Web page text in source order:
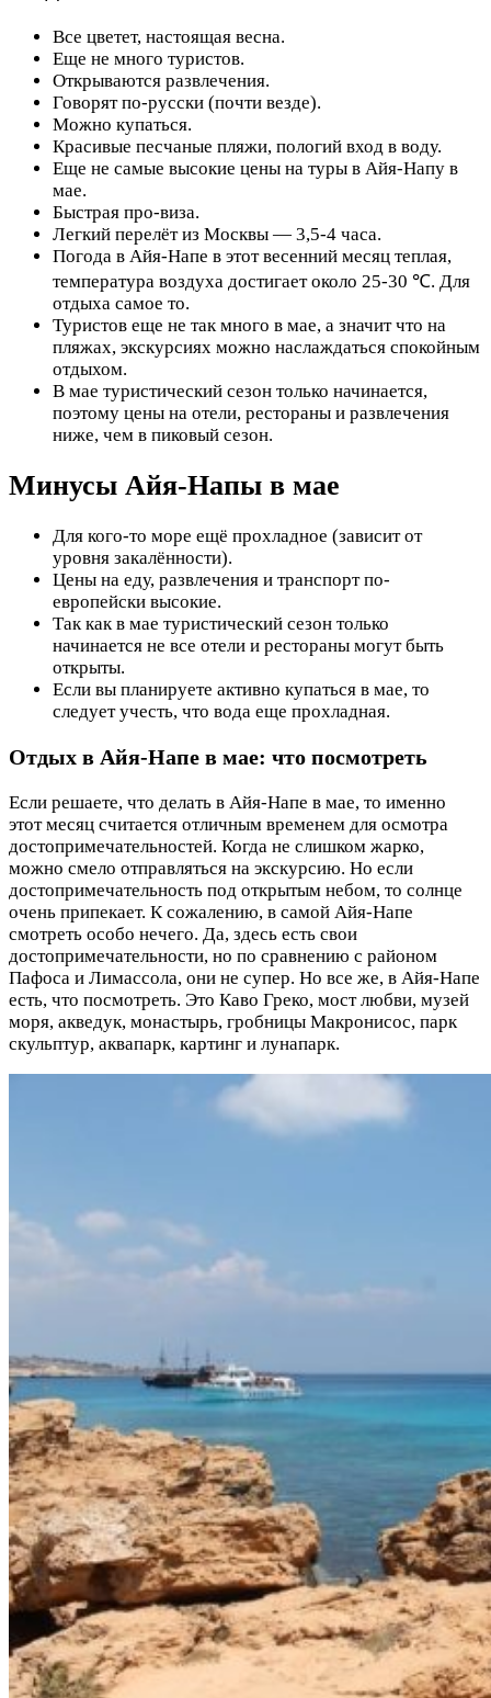
Все цветет, настоящая весна.
Еще не много туристов.
Открываются развлечения.
Говорят по-русски (почти везде).
Можно купаться.
Красивые песчаные пляжи, пологий вход в воду.
Еще не самые высокие цены на туры в Айя-Напу в
мае.
Быстрая про-виза.
Легкий перелёт из Москвы — 3,5-4 часа.
Погода в Айя-Напе в этот весенний месяц теплая,
температура воздуха достигает около 25-30 ℃. Для
отдыха самое то.
Туристов еще не так много в мае, а значит что на
пляжах, экскурсиях можно наслаждаться спокойным
отдыхом.
В мае туристический сезон только начинается,
поэтому цены на отели, рестораны и развлечения
ниже, чем в пиковый сезон.
Минусы Айя-Напы в мае
Для кого-то море ещё прохладное (зависит от
уровня закалённости).
Цены на еду, развлечения и транспорт по-
европейски высокие.
Так как в мае туристический сезон только
начинается не все отели и рестораны могут быть
открыты.
Если вы планируете активно купаться в мае, то
следует учесть, что вода еще прохладная.
Отдых в Айя-Напе в мае: что посмотреть
Если решаете, что делать в Айя-Напе в мае, то именно
этот месяц считается отличным временем для осмотра
достопримечательностей. Когда не слишком жарко,
можно смело отправляться на экскурсию. Но если
достопримечательность под открытым небом, то солнце
очень припекает. К сожалению, в самой Айя-Напе
смотреть особо нечего. Да, здесь есть свои
достопримечательности, но по сравнению с районом
Пафоса и Лимассола, они не супер. Но все же, в Айя-Напе
есть, что посмотреть. Это Каво Греко, мост любви, музей
моря, акведук, монастырь, гробницы Макронисос, парк
скульптур, аквапарк, картинг и лунапарк.